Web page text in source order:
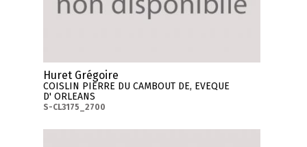
Huret Grégoire
COISLIN PIERRE DU CAMBOUT DE, EVEQUE
D' ORLEANS
S-CL3175_2700